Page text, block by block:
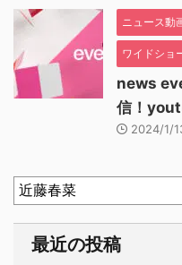
ニュース動
ワイドショ
news
信！
2024/1/
最近の投稿